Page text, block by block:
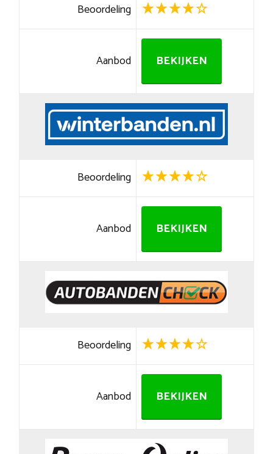
Beoordeling
Aanbod BEKIJKEN
Beoordeling
Aanbod BEKIJKEN
Beoordeling
Aanbod BEKIJKEN